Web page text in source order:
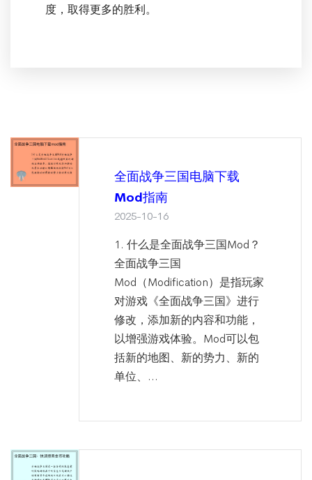
度，取得更多的胜利。
全面战争三国电脑下载
Mod指南
2025-10-16
1. 什么是全面战争三国Mod？
全面战争三国
Mod（Modification）是指玩家
对游戏《全面战争三国》进行
修改，添加新的内容和功能，
以增强游戏体验。Mod可以包
括新的地图、新的势力、新的
单位、...